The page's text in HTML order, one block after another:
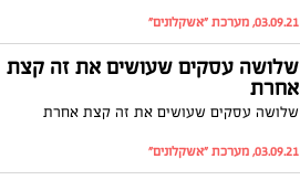
03.09.21, מערכת "אשקלונים"
שלושה עסקים שעושים את זה קצת
אחרת
שלושה עסקים שעושים את זה קצת אחרת
03.09.21, מערכת "אשקלונים"